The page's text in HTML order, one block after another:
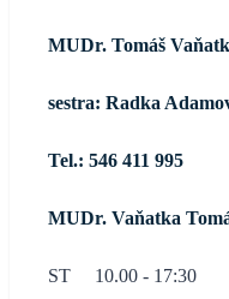
MUDr. Tomáš
sestra: Radka
Tel.: 546 411 995
MUDr. Vaňatka
ST